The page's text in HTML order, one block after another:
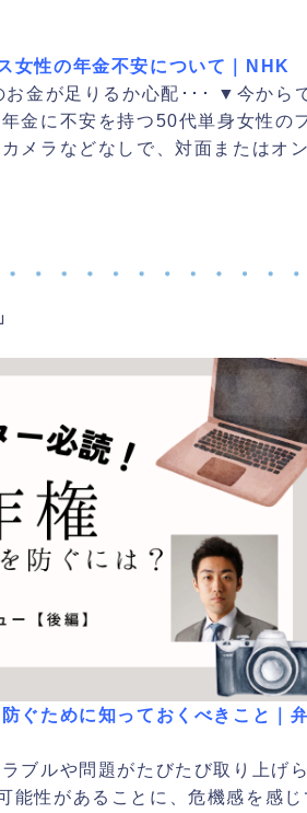
女性の年金不安について｜NHK
金が足りるか心配･･･ ▼今から
金に不安を持つ50代単身女性の
メラなどなしで、対面またはオ
ぐために知っておくべきこと｜
ブルや問題がたびたび取り上げ
能性があることに、危機感を感じ